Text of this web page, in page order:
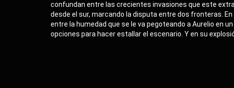
confundan entre las crecientes invasiones que este
desde el sur, marcando la disputa entre dos fronteras. En
entre la humedad que se le va pegoteando a Aurelio en
opciones para hacer estallar el escenario. Y en su